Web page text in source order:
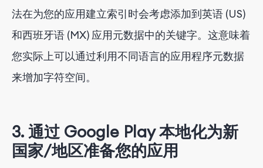
法在为您的应用建立索引时会考虑添加到英语 (US)
和西班牙语 (MX) 应用元数据中的关键字。这意味着
您实际上可以通过利用不同语言的应用程序元数据
来增加字符空间。
3. 通过 Google Play 本地化为新
国家/地区准备您的应用